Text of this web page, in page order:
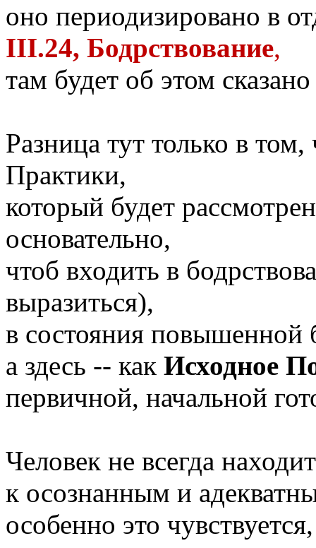
оно периодизировано в
III.24, Бодрствование,
там будет об этом
Разница тут только в
Практики,
который будет
основательно,
чтоб входить в
выразиться),
в состояния повышенной
а здесь -- как Исходное
первичной, начальной
Человек не всегда
к осознанным и
особенно это